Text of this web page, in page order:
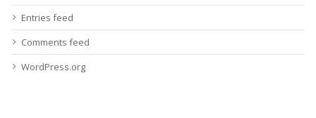
Entries feed
Comments feed
WordPress.org